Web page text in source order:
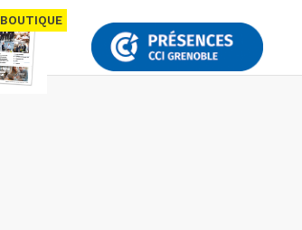
BOUTIQUE